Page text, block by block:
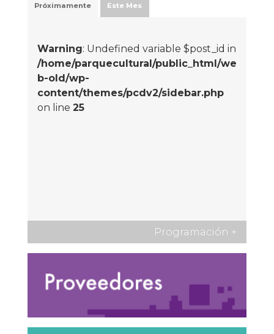
Próximamente Este Mes
Warning: Undefined variable $post_id in
/home/parquecultural/public_html/we
b-old/wp-
content/themes/pcdv2/sidebar.php
on line 25
Programación +